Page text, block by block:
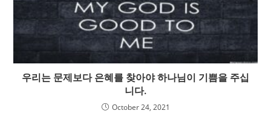
우리는 문제보다 은혜를 찾아야 하나님이 기쁨을 주십
니다.
October 24, 2021